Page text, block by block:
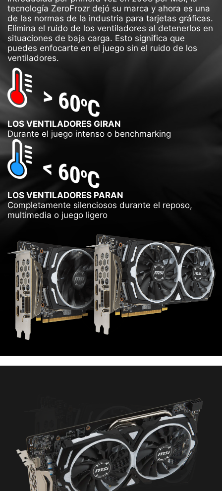
tecnología ZeroFrozr dejó su marca y ahora es una
de las normas de la industria para tarjetas gráficas.
Elimina el ruido de los ventiladores al detenerlos en
situaciones de baja carga. Esto significa que
puedes enfocarte en el juego sin el ruido de los
ventiladores.
LOS VENTILADORES GIRAN
Durante el juego intenso o benchmarking
LOS VENTILADORES PARAN
Completamente silenciosos durante el reposo,
multimedia o juego ligero